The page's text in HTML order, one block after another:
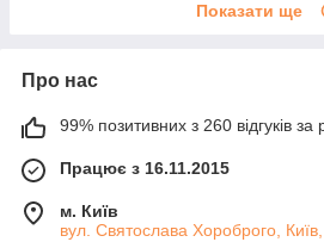
Показати ще
Про нас
99% позитивних з 260 відгуків за
Працює з 16.11.2015
м. Київ
вул. Святослава Хороброго,